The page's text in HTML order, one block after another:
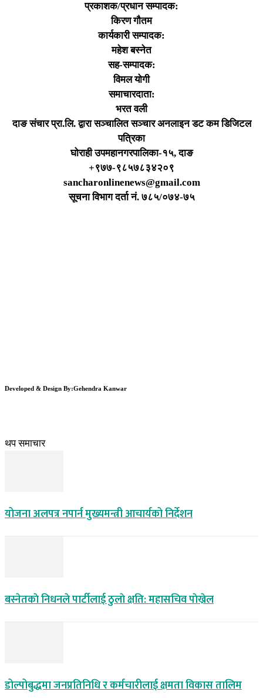
प्रकाशक/प्रधान सम्पादक:
किरण गौतम
कार्यकारी सम्पादक:
महेश बस्नेत
सह-सम्पादक:
विमल योगी
समाचारदाता:
भरत वली
दाङ संचार प्रा.लि. द्वारा सञ्चालित सञ्चार अनलाइन डट कम डिजिटल
पत्रिका
घोराही उपमहानगरपालिका-१५, दाङ
+९७७-९८५७८३४२०९
sancharonlinenews@gmail.com
सूचना विभाग दर्ता न‌ं. ७८५/०७४-७५
Developed & Design By:Gehendra Kanwar
थप समाचार
योजना अलपत्र नपार्न मुख्यमन्त्री आचार्यको निर्देशन
बस्नेतकाे निधनले पार्टीलाई ठुलाे क्षति: महासचिव पाेख्रेल
डोल्पोबुद्धमा जनप्रतिनिधि र कर्मचारीलाई क्षमता विकास तालिम